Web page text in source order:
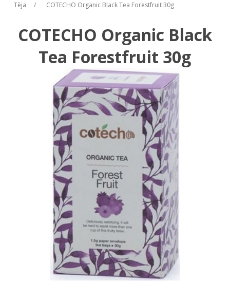
Tēja
/ COTECHO Organic Black Tea Forestfruit 30g
COTECHO Organic Black
Tea Forestfruit 30g